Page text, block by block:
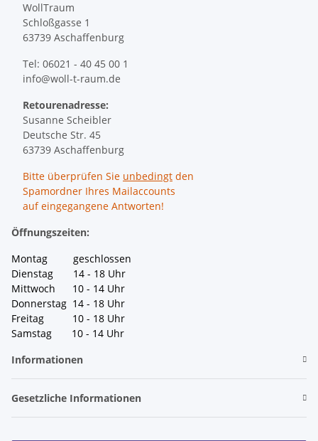
WollTraum
Schloßgasse 1
63739 Aschaffenburg
Tel: 06021 - 40 45 00 1
info@woll-t-raum.de
Retourenadresse:
Susanne Scheibler
Deutsche Str. 45
63739 Aschaffenburg
Bitte überprüfen Sie unbedingt den
Spamordner Ihres Mailaccounts
auf eingegangene Antworten!
Öffnungszeiten:
Montag geschlossen
Dienstag 14 - 18 Uhr
Mittwoch 10 - 14 Uhr
Donnerstag 14 - 18 Uhr
Freitag 10 - 18 Uhr
Samstag 10 - 14 Uhr
Informationen
Gesetzliche Informationen